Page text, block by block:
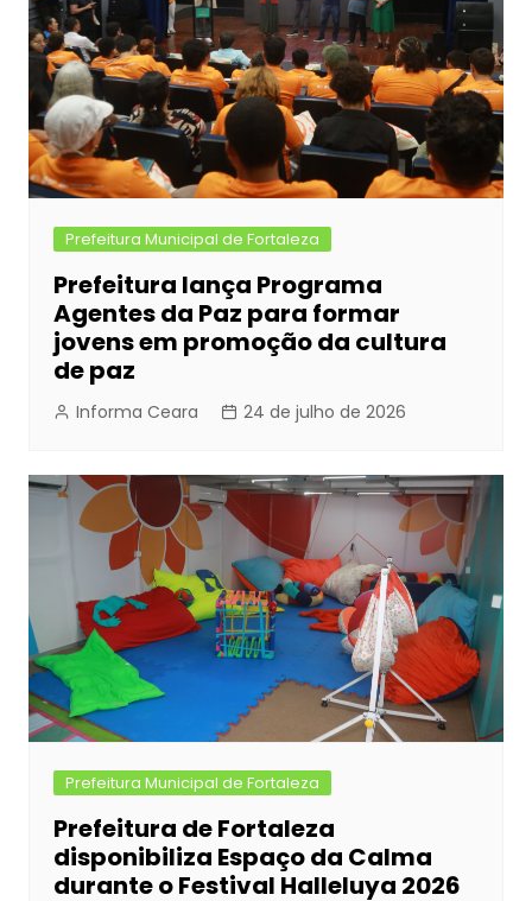
Prefeitura Municipal de Fortaleza
Prefeitura lança Programa
Agentes da Paz para formar
jovens em promoção da cultura
de paz
Informa Ceara 24 de julho de 2026
Prefeitura Municipal de Fortaleza
Prefeitura de Fortaleza
disponibiliza Espaço da Calma
durante o Festival Halleluya 2026